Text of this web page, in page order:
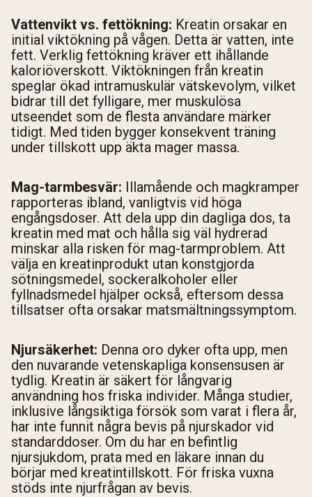
Vattenvikt vs. fettökning: Kreatin orsakar en
initial viktökning på vågen. Detta är vatten, inte
fett. Verklig fettökning kräver ett ihållande
kaloriöverskott. Viktökningen från kreatin
speglar ökad intramuskulär vätskevolym, vilket
bidrar till det fylligare, mer muskulösa
utseendet som de flesta användare märker
tidigt. Med tiden bygger konsekvent träning
under tillskott upp äkta mager massa.
Mag-tarmbesvär: Illamående och magkramper
rapporteras ibland, vanligtvis vid höga
engångsdoser. Att dela upp din dagliga dos, ta
kreatin med mat och hålla sig väl hydrerad
minskar alla risken för mag-tarmproblem. Att
välja en kreatinprodukt utan konstgjorda
sötningsmedel, sockeralkoholer eller
fyllnadsmedel hjälper också, eftersom dessa
tillsatser ofta orsakar matsmältningssymptom.
Njursäkerhet: Denna oro dyker ofta upp, men
den nuvarande vetenskapliga konsensusen är
tydlig. Kreatin är säkert för långvarig
användning hos friska individer. Många studier,
inklusive långsiktiga försök som varat i flera år,
har inte funnit några bevis på njurskador vid
standarddoser. Om du har en befintlig
njursjukdom, prata med en läkare innan du
börjar med kreatintillskott. För friska vuxna
stöds inte njurfrågan av bevis.